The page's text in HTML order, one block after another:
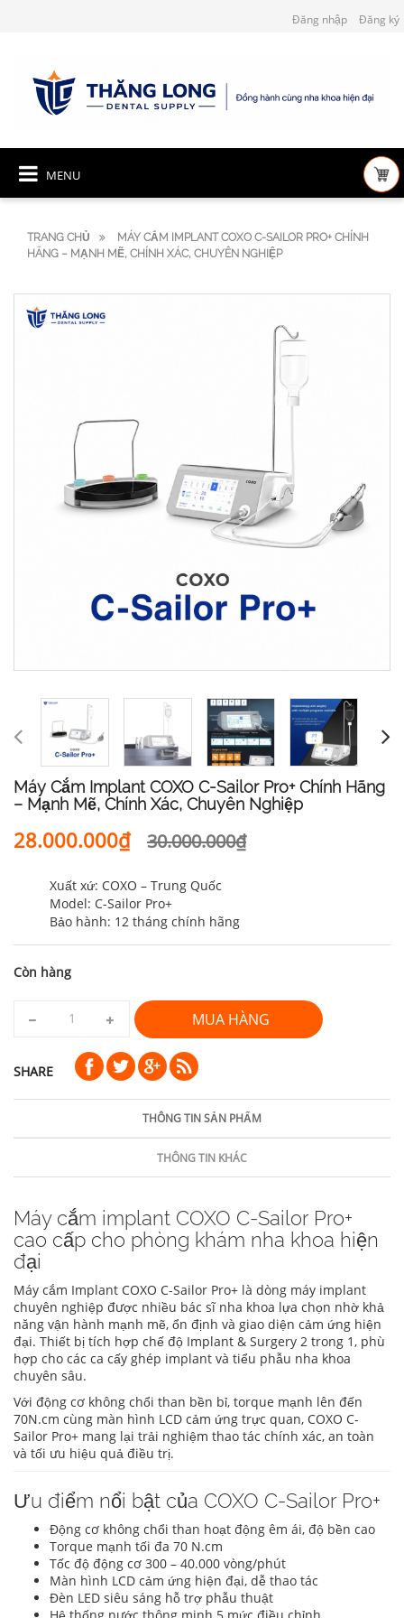
Đăng nhập Đăng ký
MENU
TRANG CHỦ
MÁY CẮM IMPLANT COXO C-SAILOR PRO+ CHÍNH
HÃNG – MẠNH MẼ, CHÍNH XÁC, CHUYÊN NGHIỆP
Máy Cắm Implant COXO C-Sailor Pro+ Chính Hãng
– Mạnh Mẽ, Chính Xác, Chuyên Nghiệp
28.000.000₫ 30.000.000₫
Xuất xứ: COXO – Trung Quốc
Model: C-Sailor Pro+
Bảo hành: 12 tháng chính hãng
Còn hàng
MUA HÀNG
SHARE
THÔNG TIN SẢN PHẨM
THÔNG TIN KHÁC
Máy cắm implant COXO C-Sailor Pro+
cao cấp cho phòng khám nha khoa hiện
đại
Máy cắm Implant COXO C-Sailor Pro+ là dòng máy implant
chuyên nghiệp được nhiều bác sĩ nha khoa lựa chọn nhờ khả
năng vận hành mạnh mẽ, ổn định và giao diện cảm ứng hiện
đại. Thiết bị tích hợp chế độ Implant & Surgery 2 trong 1, phù
hợp cho các ca cấy ghép implant và tiểu phẫu nha khoa
chuyên sâu.
Với động cơ không chổi than bền bỉ, torque mạnh lên đến
70N.cm cùng màn hình LCD cảm ứng trực quan, COXO C-
Sailor Pro+ mang lại trải nghiệm thao tác chính xác, an toàn
và tối ưu hiệu quả điều trị.
Ưu điểm nổi bật của COXO C-Sailor Pro+
Động cơ không chổi than hoạt động êm ái, độ bền cao
Torque mạnh tối đa 70 N.cm
Tốc độ động cơ 300 – 40.000 vòng/phút
Màn hình LCD cảm ứng hiện đại, dễ thao tác
Đèn LED siêu sáng hỗ trợ phẫu thuật
Hệ thống nước thông minh 5 mức điều chỉnh